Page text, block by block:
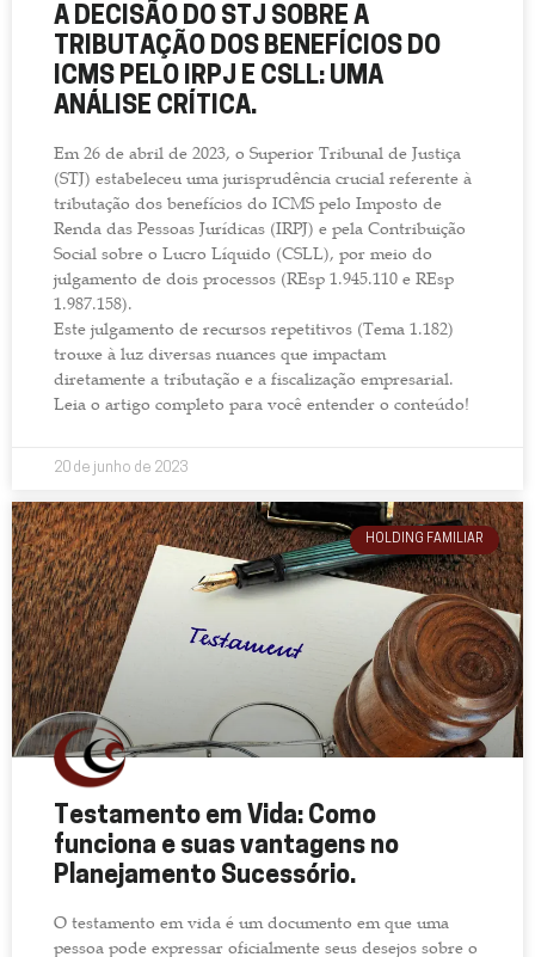
A DECISÃO DO STJ SOBRE A
TRIBUTAÇÃO DOS BENEFÍCIOS DO
ICMS PELO IRPJ E CSLL: UMA
ANÁLISE CRÍTICA.
Em 26 de abril de 2023, o Superior Tribunal de Justiça
(STJ) estabeleceu uma jurisprudência crucial referente à
tributação dos benefícios do ICMS pelo Imposto de
Renda das Pessoas Jurídicas (IRPJ) e pela Contribuição
Social sobre o Lucro Líquido (CSLL), por meio do
julgamento de dois processos (REsp 1.945.110 e REsp
1.987.158).
Este julgamento de recursos repetitivos (Tema 1.182)
trouxe à luz diversas nuances que impactam
diretamente a tributação e a fiscalização empresarial.
Leia o artigo completo para você entender o conteúdo!
20 de junho de 2023
HOLDING FAMILIAR
Testamento em Vida: Como
funciona e suas vantagens no
Planejamento Sucessório.
O testamento em vida é um documento em que uma
pessoa pode expressar oficialmente seus desejos sobre o